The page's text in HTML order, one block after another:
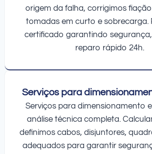
origem da falha, corrigimos
tomadas em curto e sobrecarga.
certificado garantindo
reparo rápido 24h.
Serviços para
Serviços para dimensionamento
análise técnica completa.
definimos cabos, disjuntores,
adequados para garantir